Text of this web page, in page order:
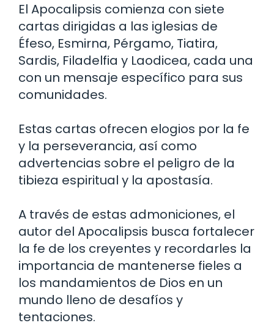
El Apocalipsis comienza con siete
cartas dirigidas a las iglesias de
Éfeso, Esmirna, Pérgamo, Tiatira,
Sardis, Filadelfia y Laodicea, cada una
con un mensaje específico para sus
comunidades.
Estas cartas ofrecen elogios por la fe
y la perseverancia, así como
advertencias sobre el peligro de la
tibieza espiritual y la apostasía.
A través de estas admoniciones, el
autor del Apocalipsis busca fortalecer
la fe de los creyentes y recordarles la
importancia de mantenerse fieles a
los mandamientos de Dios en un
mundo lleno de desafíos y
tentaciones.